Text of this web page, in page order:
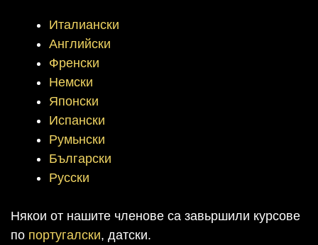
Италиански
Английски
Френски
Немски
Японски
Испански
Румьнски
Български
Русски
Някои от нашите членове са завьршили курсове
по португалски, датски.